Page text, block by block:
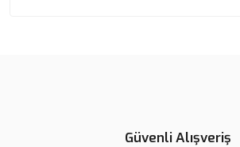
Güvenli Alışveriş